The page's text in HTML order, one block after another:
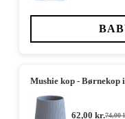
pris
var:
pris
er:
Mushie kop - Børnekop
74,00
62,00 kr.